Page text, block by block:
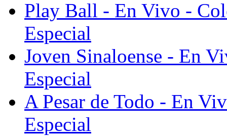
Play Ball - En Vivo -
Especial
Joven Sinaloense - En
Especial
A Pesar de Todo - En
Especial